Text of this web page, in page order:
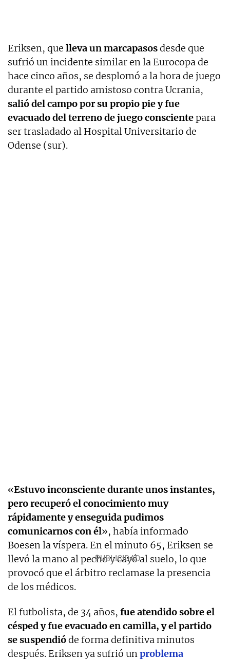
Eriksen, que lleva un marcapasosdesde que
sufrió un incidente similar en la Eurocopa de
hace cinco años, se desplomó a la hora de juego
durante el partido amistoso contra Ucrania,
salió del campo por su propio pie y fue
evacuado del terreno de juego conscientepara
ser trasladado al Hospital Universitario de
Odense (sur).
«Estuvo inconsciente durante unos instantes,
pero recuperó el conocimiento muy
rápidamente y enseguida pudimos
comunicarnos con él», había informado
Boesen la víspera. En el minuto 65, Eriksen se
llevó la mano al pecho y cayó al suelo, lo que
provocó que el árbitro reclamase la presencia
de los médicos.
El futbolista, de 34 años, fue atendido sobre el
césped y fue evacuado en camilla, y el partido
se suspendióde forma definitiva minutos
después. Eriksen ya sufrió unproblema